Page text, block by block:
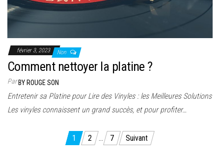
février 3, 2023 Non
Comment nettoyer la platine ?
ParBY ROUGE SON
Entretenir sa Platine pour Lire des Vinyles : les Meilleures Solutions
Les vinyles connaissent un grand succès, et pour profiter…
Pagination 1 2 … 7 Suivant